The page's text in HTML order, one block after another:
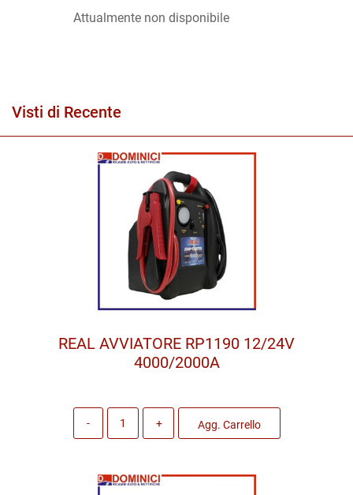
Attualmente non disponibile
Visti di Recente
REAL AVVIATORE RP1190 12/24V
4000/2000A
Agg. Carrello